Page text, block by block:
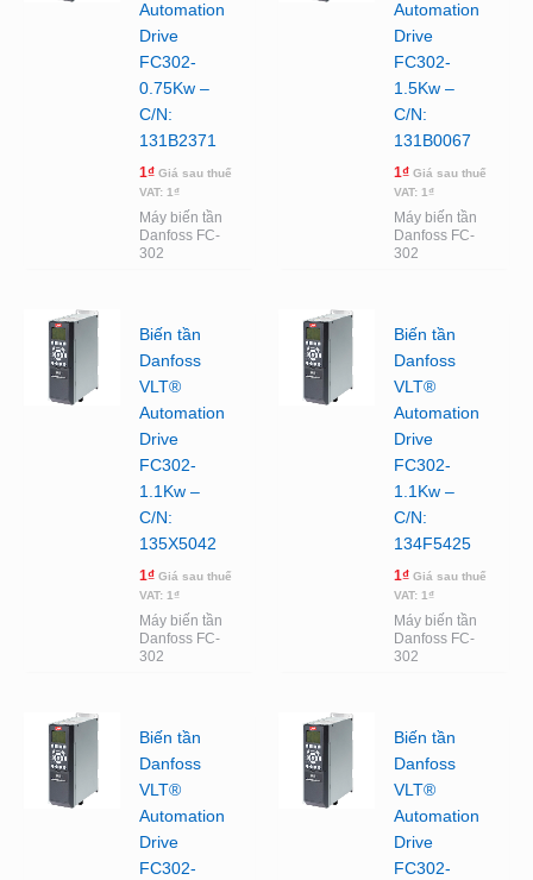
Automation
Drive
FC302-
0.75Kw –
C/N:
131B2371
1₫ Giá sau thuế
VAT: 1₫
Máy biến tần
Danfoss FC-
302
Automation
Drive
FC302-
1.5Kw –
C/N:
131B0067
1₫ Giá sau thuế
VAT: 1₫
Máy biến tần
Danfoss FC-
302
Biến tần
Danfoss
VLT®
Automation
Drive
FC302-
1.1Kw –
C/N:
135X5042
1₫ Giá sau thuế
VAT: 1₫
Máy biến tần
Danfoss FC-
302
Biến tần
Danfoss
VLT®
Automation
Drive
FC302-
1.1Kw –
C/N:
134F5425
1₫ Giá sau thuế
VAT: 1₫
Máy biến tần
Danfoss FC-
302
Biến tần
Danfoss
VLT®
Automation
Drive
FC302-
Biến tần
Danfoss
VLT®
Automation
Drive
FC302-